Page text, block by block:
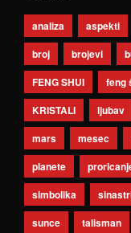
analiza aspekti
broj
brojevi
FENG SHUI
feng
KRISTALI
ljubav
mars
mesec
planete
simbolika
sunce
talisman